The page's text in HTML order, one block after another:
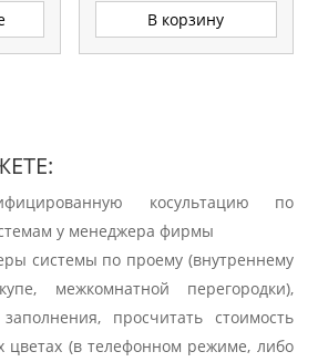
В корзину
косультацию по
у менеджера фирмы
системы по проему (внутреннему
межкомнатной перегородки),
просчитать стоимость
цветах (в телефонном режиме, либо